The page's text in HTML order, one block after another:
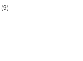
(9)